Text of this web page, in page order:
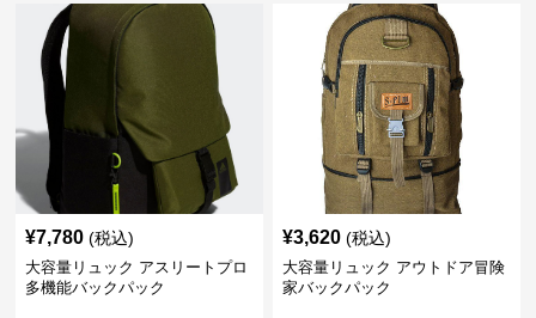
¥7,780 (税込)
大容量リュック アスリートプロ
多機能バックパック
¥3,620 (税込)
大容量リュック アウトドア冒険
家バックパック